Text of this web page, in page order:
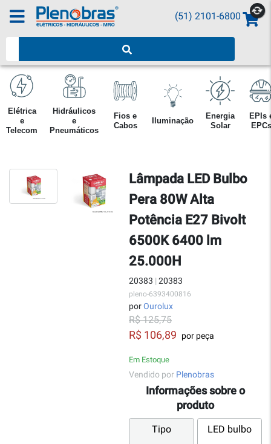
(51) 2101-6800
Elétrica
e
Telecom
Hidráulicos
e
Pneumáticos
Fios e
Cabos
Iluminação
Energia
Solar
EPIs
EPCs
Lâmpada LED Bulbo
Pera 80W Alta
Potência E27 Bivolt
6500K 6400 lm
25.000H
20383 | 20383
pleno-6393400816
porOurolux
R$ 125,75
R$ 106,89 por peça
Em Estoque
Vendido por Plenobras
Informações sobre o
produto
Tipo
LED bulbo